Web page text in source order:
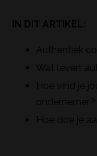
IN DIT ARTIKEL:
Authentiek
Wat levert
Hoe vind je
ondernemer?
Hoe doe je